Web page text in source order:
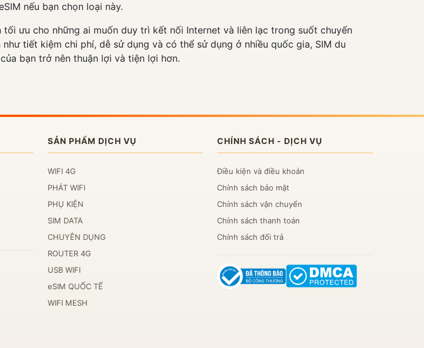
nếu bạn chọn loại này.
tối ưu cho những ai muốn duy trì kết nối Internet và liên lạc trong suốt chuyến
tiết kiệm chi phí, dễ sử dụng và có thể sử dụng ở nhiều quốc gia, SIM du
bạn trở nên thuận lợi và tiện lợi hơn.
SẢN PHẨM DỊCH VỤ
WIFI 4G
PHÁT WIFI
PHỤ KIỆN
SIM DATA
CHUYÊN DỤNG
ROUTER 4G
USB WIFI
eSIM QUỐC TẾ
WIFI MESH
CHÍNH SÁCH - DỊCH VỤ
Điều kiện và điều khoản
Chính sách bảo mật
Chính sách vận chuyển
Chính sách thanh toán
Chính sách đổi trả